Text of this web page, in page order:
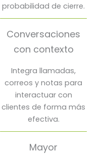
probabilidad de cierre.
Conversaciones
con contexto
Integra llamadas,
correos y notas para
interactuar con
clientes de forma más
efectiva.
Mayor